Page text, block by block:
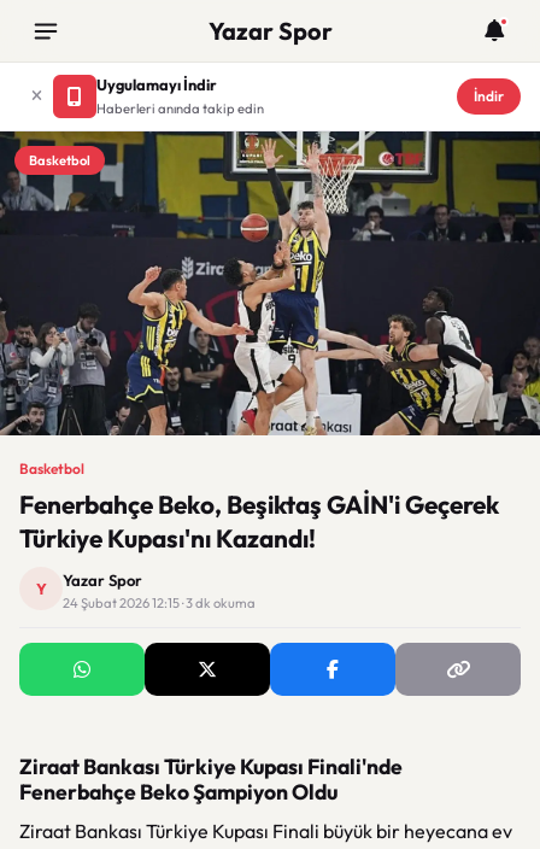
Yazar Spor
Uygulamayı İndir
Haberleri anında takip edin
İndir
Basketbol
Basketbol
Fenerbahçe Beko, Beşiktaş GAİN'i Geçerek
Türkiye Kupası'nı Kazandı!
Y Yazar Spor
24 Şubat 2026 12:15 · 3 dk okuma
Ziraat Bankası Türkiye Kupası Finali'nde
Fenerbahçe Beko Şampiyon Oldu
Ziraat Bankası Türkiye Kupası Finali büyük bir heyecana ev